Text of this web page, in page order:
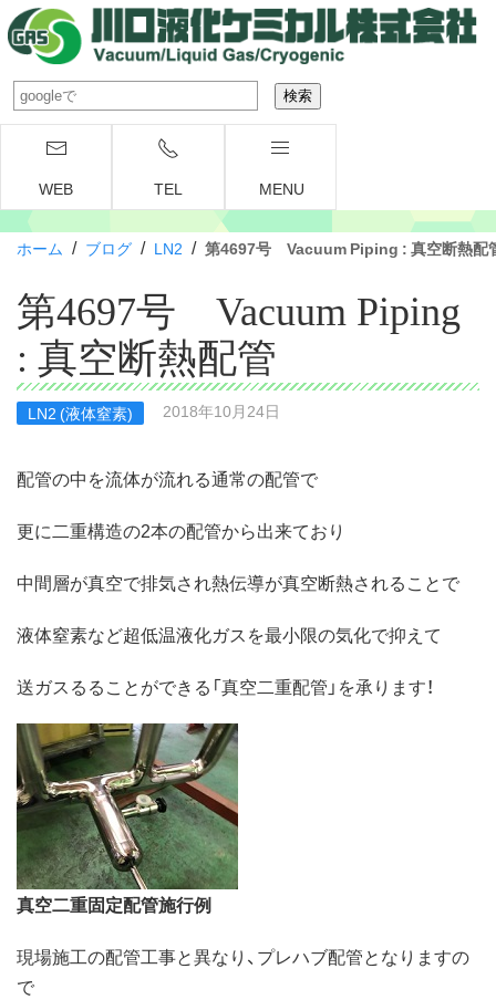
WEB TEL MENU
ホーム / ブログ / LN2 / 第4697号 Vacuum Piping : 真空断熱配
第4697号 Vacuum Piping
: 真空断熱配管
LN2 (液体窒素) 2018年10月24日
配管の中を流体が流れる通常の配管で
更に二重構造の2本の配管から出来ており
中間層が真空で排気され熱伝導が真空断熱されることで
液体窒素など超低温液化ガスを最小限の気化で抑えて
送ガスるることができる「真空二重配管」を承ります！
真空二重固定配管施行例
現場施工の配管工事と異なり、プレハブ配管となりますの
で